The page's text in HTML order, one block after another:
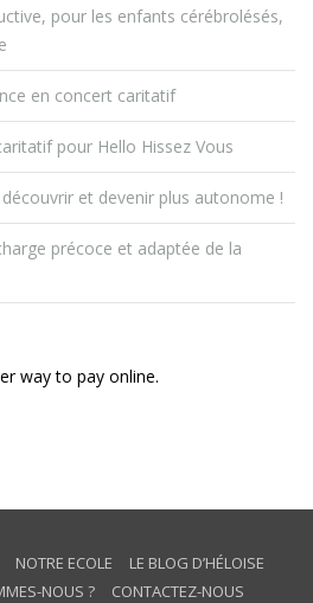
pour les enfants cérébrolésés,
en concert caritatif
pour Hello Hissez Vous
et devenir plus autonome !
précoce et adaptée de la
NOTRE ECOLE
LE BLOG D’HÉLOISE
NOUS ?
CONTACTEZ-NOUS